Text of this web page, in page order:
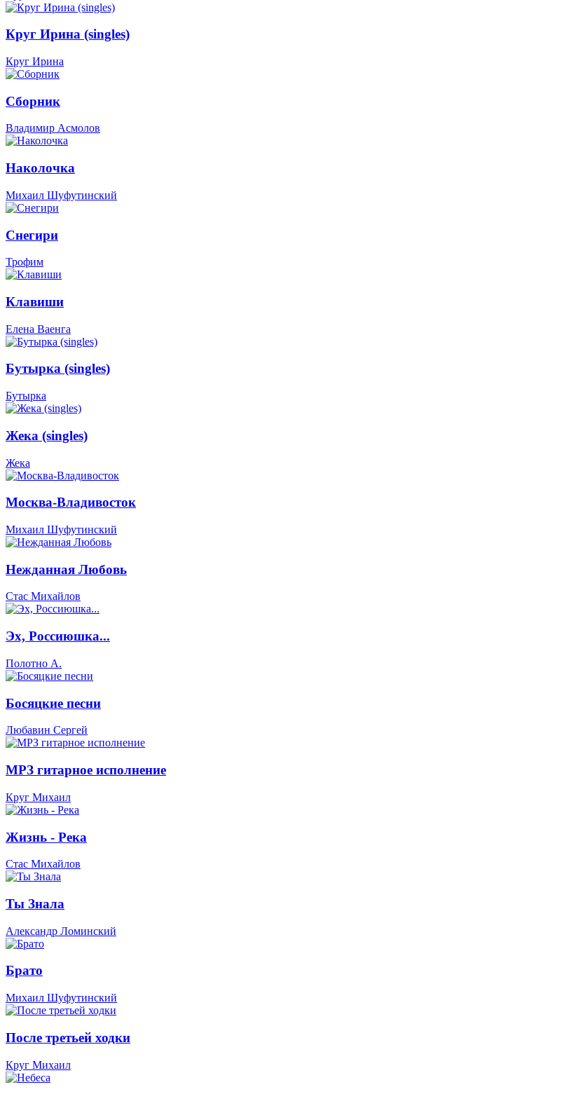
Круг Ирина (singles)
Круг Ирина
Сборник
Владимир Асмолов
Наколочка
Михаил Шуфутинский
Снегири
Трофим
Клавиши
Елена Ваенга
Бутырка (singles)
Бутырка
Жека (singles)
Жека
Москва-Владивосток
Михаил Шуфутинский
Нежданная Любовь
Стас Михайлов
Эх, Россиюшка...
Полотно А.
Босяцкие песни
Любавин Сергей
МРЗ гитарное исполнение
Круг Михаил
Жизнь - Река
Стас Михайлов
Ты Знала
Александр Ломинский
Брато
Михаил Шуфутинский
После третьей ходки
Круг Михаил